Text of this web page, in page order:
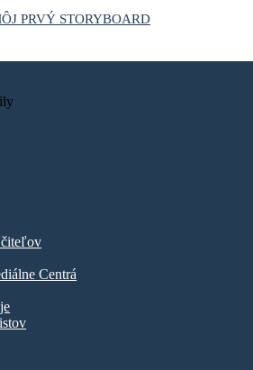
PRVÝ STORYBOARD
Centrá